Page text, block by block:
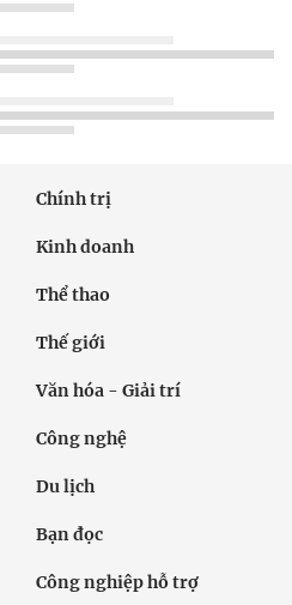
Chính trị
Kinh doanh
Thể thao
Thế giới
Văn hóa - Giải trí
Công nghệ
Du lịch
Bạn đọc
Công nghiệp hỗ trợ